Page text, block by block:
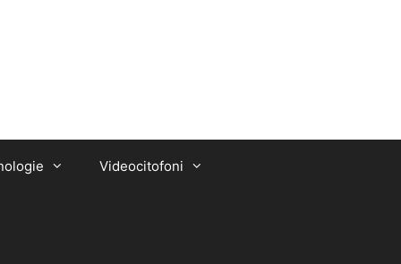
Videocitofoni